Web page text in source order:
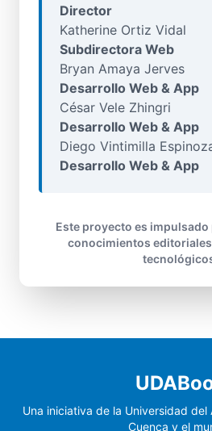
Director
Katherine Ortiz Vidal
Subdirectora Web
Bryan Amaya Jerves
Desarrollo Web & App
César Vele Zhingri
Desarrollo Web & App
Diego Vintimilla
Desarrollo Web & App
Este proyecto es
conocimientos
Una iniciativa de la Universidad
Cuenca y el